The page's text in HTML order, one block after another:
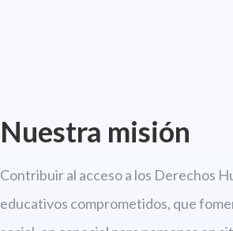
Nuestra misión
Contribuir al acceso a los Derechos
educativos comprometidos, que